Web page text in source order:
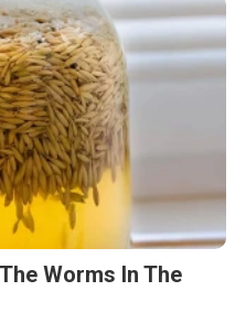
Worms In The